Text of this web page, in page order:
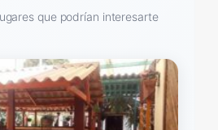
que podrían interesarte